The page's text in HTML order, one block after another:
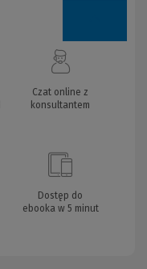
Czat online z
konsultantem
Dostęp do
ebooka w 5 minut